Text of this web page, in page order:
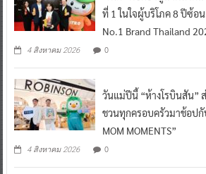
ที่ 1 ในใจผู้บริโภค 8 ปีซ้อ
No.1 Brand Thailand
4 สิงหาคม 2026 0
วันแม่ปีนี้ “ห้างโรบินสัน”
ชวนทุกครอบครัวมาช้อปกั
MOM MOMENTS”
4 สิงหาคม 2026 0